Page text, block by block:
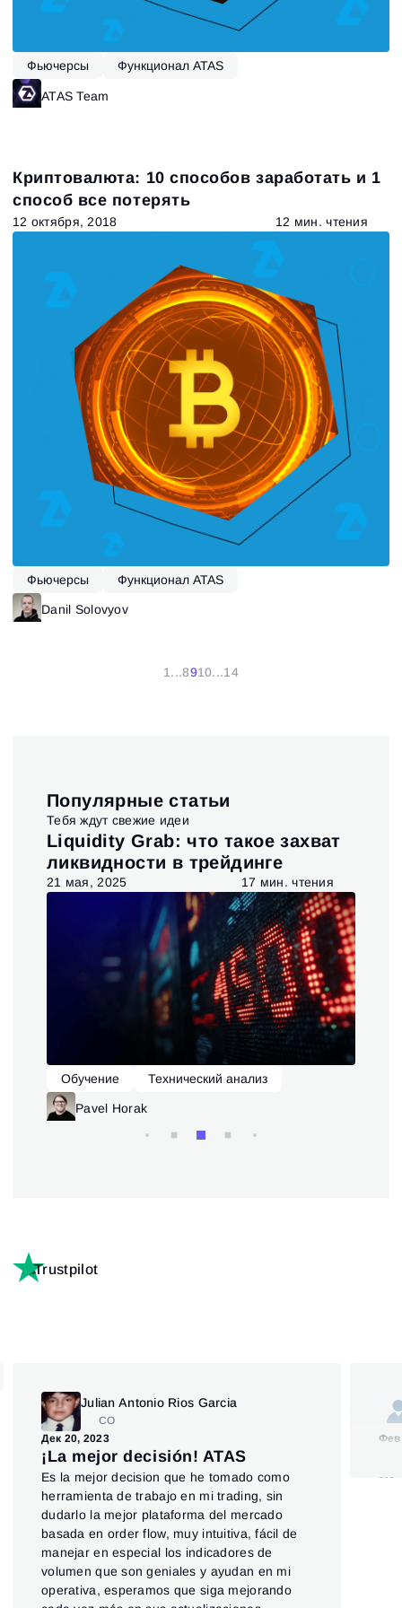
Фьючерсы Функционал ATAS
ATAS Team
Криптовалюта: 10 cпособов заработать и 1
способ все потерять
12 октября, 2018 12 мин. чтения
Фьючерсы Функционал ATAS
Danil Solovyov
1 ...8910...14
Популярные статьи
Тебя ждут свежие идеи
Liquidity Grab: что такое захват
ликвидности в трейдинге
21 мая, 2025 17 мин. чтения
Обучение Технический анализ
Pavel Horak
Trustpilot
Julian Antonio Rios Garcia
CO
Дек 20, 2023
¡La mejor decisión! ATAS
Es la mejor decision que he tomado como
herramienta de trabajo en mi trading, sin
dudarlo la mejor plataforma del mercado
basada en order flow, muy intuitiva, fácil de
manejar en especial los indicadores de
volumen que son geniales y ayudan en mi
operativa, esperamos que siga mejorando
Фев